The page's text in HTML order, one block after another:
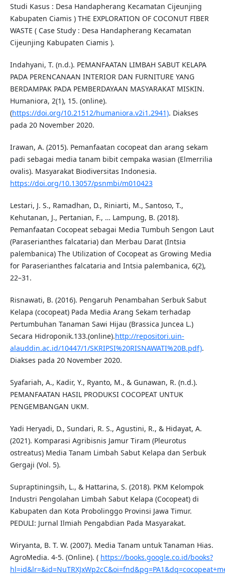
Studi Kasus : Desa Handapherang Kecamatan Cijeunjing
Kabupaten Ciamis ) THE EXPLORATION OF COCONUT FIBER
WASTE ( Case Study : Desa Handapherang Kecamatan
Cijeunjing Kabupaten Ciamis ).
Indahyani, T. (n.d.). PEMANFAATAN LIMBAH SABUT KELAPA
PADA PERENCANAAN INTERIOR DAN FURNITURE YANG
BERDAMPAK PADA PEMBERDAYAAN MASYARAKAT MISKIN.
Humaniora, 2(1), 15. (online).
(https://doi.org/10.21512/humaniora.v2i1.2941). Diakses
pada 20 November 2020.
Irawan, A. (2015). Pemanfaatan cocopeat dan arang sekam
padi sebagai media tanam bibit cempaka wasian (Elmerrilia
ovalis). Masyarakat Biodiversitas Indonesia.
https://doi.org/10.13057/psnmbi/m010423
Lestari, J. S., Ramadhan, D., Riniarti, M., Santoso, T.,
Kehutanan, J., Pertanian, F., … Lampung, B. (2018).
Pemanfaatan Cocopeat sebagai Media Tumbuh Sengon Laut
(Paraserianthes falcataria) dan Merbau Darat (Intsia
palembanica) The Utilization of Cocopeat as Growing Media
for Paraserianthes falcataria and Intsia palembanica, 6(2),
22–31.
Risnawati, B. (2016). Pengaruh Penambahan Serbuk Sabut
Kelapa (cocopeat) Pada Media Arang Sekam terhadap
Pertumbuhan Tanaman Sawi Hijau (Brassica Juncea L.)
Secara Hidroponik.133.(online).http://repositori.uin-
alauddin.ac.id/10447/1/SKRIPSI%20RISNAWATI%20B.pdf).
Diakses pada 20 November 2020.
Syafariah, A., Kadir, Y., Ryanto, M., & Gunawan, R. (n.d.).
PEMANFAATAN HASIL PRODUKSI COCOPEAT UNTUK
PENGEMBANGAN UKM.
Yadi Heryadi, D., Sundari, R. S., Agustini, R., & Hidayat, A.
(2021). Komparasi Agribisnis Jamur Tiram (Pleurotus
ostreatus) Media Tanam Limbah Sabut Kelapa dan Serbuk
Gergaji (Vol. 5).
Supraptiningsih, L., & Hattarina, S. (2018). PKM Kelompok
Industri Pengolahan Limbah Sabut Kelapa (Cocopeat) di
Kabupaten dan Kota Probolinggo Provinsi Jawa Timur.
PEDULI: Jurnal Ilmiah Pengabdian Pada Masyarakat.
Wiryanta, B. T. W. (2007). Media Tanam untuk Tanaman Hias.
AgroMedia. 4-5. (Online). ( https://books.google.co.id/books?